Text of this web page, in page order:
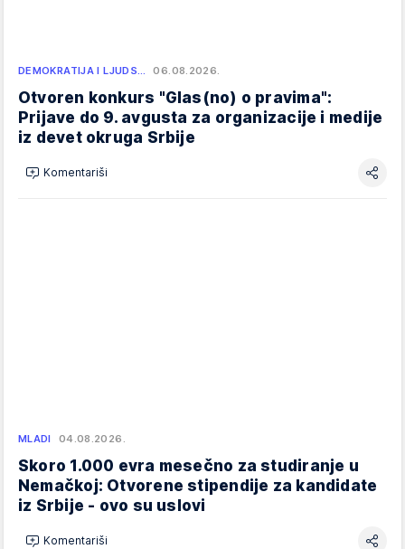
DEMOKRATIJA I LJUDS… 06.08.2026.
Otvoren konkurs "Glas(no) o pravima":
Prijave do 9. avgusta za organizacije i medije
iz devet okruga Srbije
Komentariši
MLADI 04.08.2026.
Skoro 1.000 evra mesečno za studiranje u
Nemačkoj: Otvorene stipendije za kandidate
iz Srbije - ovo su uslovi
Komentariši